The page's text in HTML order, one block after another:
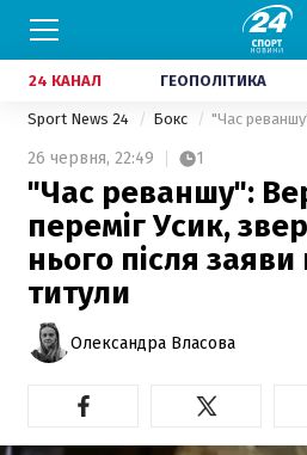
24 КАНАЛ ГЕОПОЛІТИКА
Sport News 24 Бокс
26 червня, 22:49 1
"Час реваншу":
переміг Усик,
нього після
титули
Олександра Власова